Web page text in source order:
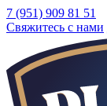
7 (951) 909 81 51
Свяжитесь с нами